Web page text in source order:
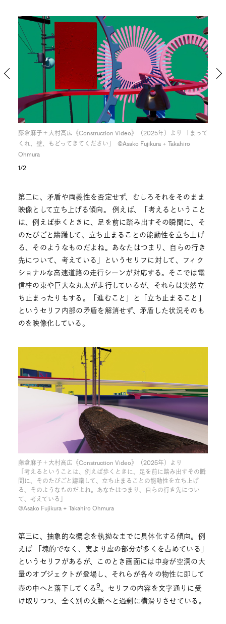
藤倉麻子＋大村高広《Construction Video》（2025年）より 「まって
くれ、壁、もどってきてください」 ©︎Asako Fujikura + Takahiro
Ohmura
1/2
第二に、矛盾や両義性を否定せず、むしろそれをそのまま
映像として立ち上げる傾向。 例えば、「考えるということ
は、例えば歩くときに、足を前に踏み出すその瞬間に、そ
のたびごと躊躇して、立ち止まることの能動性を立ち上げ
る、そのようなものだよね。あなたはつまり、自らの行き
先について、考えている」というセリフに対して、フィク
ショナルな高速道路の走行シーンが対応する。そこでは電
信柱の束や巨大な丸太が走行しているが、それらは突然立
ち止まったりもする。「進むこと」と「立ち止まること」
というセリフ内部の矛盾を解消せず、矛盾した状況そのも
のを映像化している。
藤倉麻子＋大村高広《Construction Video》（2025年）より
「考えるということは、例えば歩くときに、足を前に踏み出すその瞬
間に、そのたびごと躊躇して、立ち止まることの能動性を立ち上げ
る、そのようなものだよね。あなたはつまり、自らの行き先につい
て、考えている」
©︎Asako Fujikura + Takahiro Ohmura
第三に、抽象的な概念を執拗なまでに具体化する傾向。例
えば 「塊的でなく、実より虚の部分が多くを占めている」
というセリフがあるが、このとき画面には中身が空洞の大
量のオブジェクトが登場し、それらが各々の物性に即して
壺の中へと落下してくる9。セリフの内容を文字通りに受
け取りつつ、全く別の文脈へと過剰に横滑りさせている。